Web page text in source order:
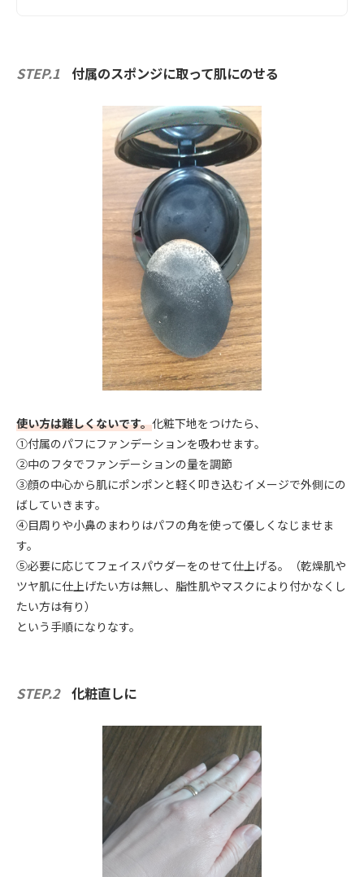
STEP.1 付属のスポンジに取って肌にのせる
使い方は難しくないです。化粧下地をつけたら、
①付属のパフにファンデーションを吸わせます。
➁中のフタでファンデーションの量を調節
➂顔の中心から肌にポンポンと軽く叩き込むイメージで外側にの
ばしていきます。
④目周りや小鼻のまわりはパフの角を使って優しくなじませま
す。
⑤必要に応じてフェイスパウダーをのせて仕上げる。（乾燥肌や
ツヤ肌に仕上げたい方は無し、脂性肌やマスクにより付かなくし
たい方は有り）
という手順になりなす。
STEP.2 化粧直しに